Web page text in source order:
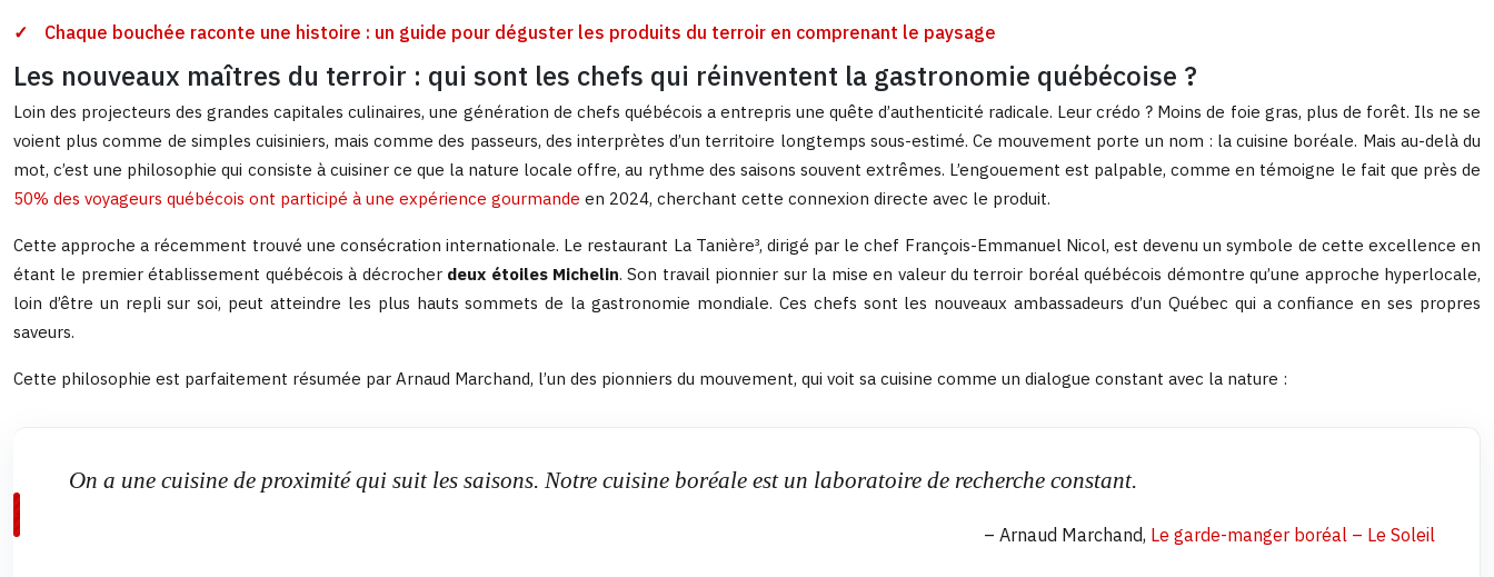
Chaque bouchée raconte une histoire : un guide pour déguster les produits du terroir en comprenant le paysage
Les nouveaux maîtres du terroir : qui sont les chefs qui réinventent la gastronomie québécoise ?
Loin des projecteurs des grandes capitales culinaires, une génération de chefs québécois a entrepris une quête d’authenticité radicale. Leur crédo ? Moins de foie gras, plus de forêt. Ils ne se
voient plus comme de simples cuisiniers, mais comme des passeurs, des interprètes d’un territoire longtemps sous-estimé. Ce mouvement porte un nom : la cuisine boréale. Mais au-delà du
mot, c’est une philosophie qui consiste à cuisiner ce que la nature locale offre, au rythme des saisons souvent extrêmes. L’engouement est palpable, comme en témoigne le fait que près de
50% des voyageurs québécois ont participé à une expérience gourmande en 2024, cherchant cette connexion directe avec le produit.
Cette approche a récemment trouvé une consécration internationale. Le restaurant La Tanière³, dirigé par le chef François-Emmanuel Nicol, est devenu un symbole de cette excellence en
étant le premier établissement québécois à décrocher deux étoiles Michelin. Son travail pionnier sur la mise en valeur du terroir boréal québécois démontre qu’une approche hyperlocale,
loin d’être un repli sur soi, peut atteindre les plus hauts sommets de la gastronomie mondiale. Ces chefs sont les nouveaux ambassadeurs d’un Québec qui a confiance en ses propres
saveurs.
Cette philosophie est parfaitement résumée par Arnaud Marchand, l’un des pionniers du mouvement, qui voit sa cuisine comme un dialogue constant avec la nature :
On a une cuisine de proximité qui suit les saisons. Notre cuisine boréale est un laboratoire de recherche constant.
– Arnaud Marchand, Le garde-manger boréal – Le Soleil